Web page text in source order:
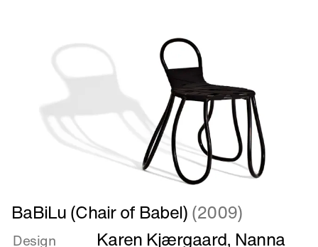
Læs
mere
om
BaBiLu (Chair of Babel)(2009)
Design Karen Kjærgaard, Nanna